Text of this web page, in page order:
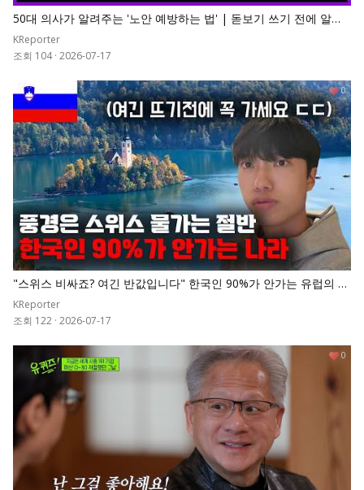
50대 의사가 알려주는 '노안 예방하는 법' | 돋보기 쓰기 전에 알아
야 할 노안 예방법
KReporter
조회 104 · 2026-07-17
"스위스 비싸죠? 여긴 반값입니다" 한국인 90%가 안가는 유럽의 숨
겨진 천국
KReporter
조회 122 · 2026-07-17
0
0